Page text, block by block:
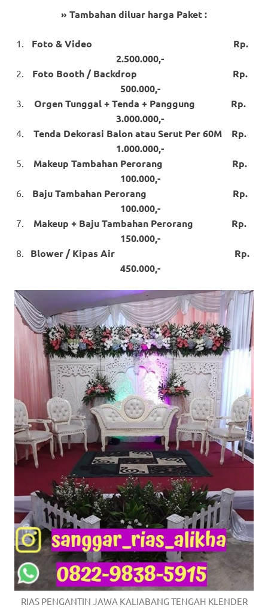
» Tambahan diluar harga Paket :
Foto & Video Rp.
2.500.000,-
Foto Booth / Backdrop Rp.
500.000,-
Orgen Tunggal + Tenda + Panggung Rp.
3.000.000,-
Tenda Dekorasi Balon atau Serut Per 60M Rp.
1.000.000,-
Makeup Tambahan Perorang Rp.
100.000,-
Baju Tambahan Perorang Rp.
100.000,-
Makeup + Baju Tambahan Perorang Rp.
150.000,-
Blower / Kipas Air Rp.
450.000,-
RIAS PENGANTIN JAWA KALIABANG TENGAH KLENDER